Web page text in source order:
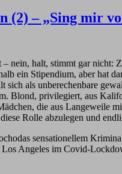
(2) – „Sing mir
nein, halt, stimmt gar nicht:
ein Stipendium, aber hat
sich als unberechenbare
Blond, privilegiert, aus
die aus Langeweile
Rolle abzulegen und
sensationellem
Los Angeles im Covid-